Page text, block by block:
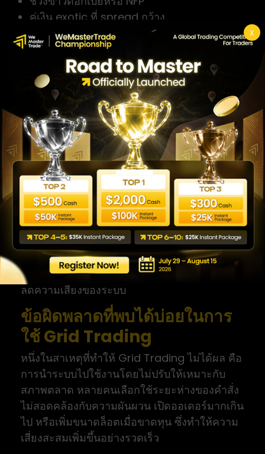
X
คู่เงิน exotic ที่ spread กว้าง
ตลาดที่ EMA ตัดกันบ่อยและไม่มีเทรนด์
Grid Trading เหมาะกับ
ตลาดแบบใด?
Grid Trading มักให้ประสิทธิภาพได้ดีในช่วงที่
ราคาเคลื่อนไหวภายในกรอบหรือมีการแกว่ง
ตัวอย่างต่อเนื่อง เพราะระบบสามารถทยอยเปิด
และปิดคำสั่งตามระดับราคาที่กำหนดไว้ได้
อย่างไรก็ตาม หากตลาดเข้าสู่แนวโน้มขาขึ้นหรือ
ขาลงที่แข็งแรงเป็นเวลานาน ความเสี่ยงของการ
ถือสถานะสะสมก็จะเพิ่มขึ้นตามไปด้วย
ก่อนเลือกใช้ Grid ควรประเมินสภาพตลาดใน
ขณะนั้นเสมอ หากตลาดมีแนวโน้มชัดเจน อาจ
ต้องปรับระยะห่างของ Grid หรือพิจารณาใช้
กลยุทธ์ที่สอดคล้องกับแนวโน้มมากกว่า เพื่อช่วย
ลดความเสี่ยงของระบบ
ข้อผิดพลาดที่พบได้บ่อยในการ
ใช้ Grid Trading
หนึ่งในสาเหตุที่ทำให้ Grid Trading ไม่ได้ผล คือ
การนำระบบไปใช้งานโดยไม่ปรับให้เหมาะกับ
สภาพตลาด หลายคนเลือกใช้ระยะห่างของคำสั่ง
ไม่สอดคล้องกับความผันผวน เปิดออเดอร์มากเกิน
ไป หรือเพิ่มขนาดล็อตเมื่อขาดทุน ซึ่งทำให้ความ
เสี่ยงสะสมเพิ่มขึ้นอย่างรวดเร็ว